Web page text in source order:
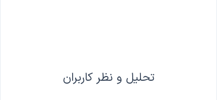
تحلیل و نظر کاربران